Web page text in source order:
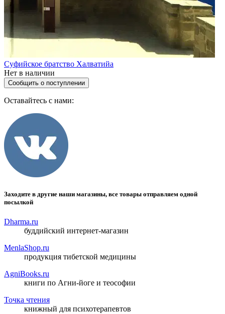
Суфийское братство Халватийа
Нет в наличии
Сообщить о поступлении
Оставайтесь с нами:
Заходите в другие наши магазины, все товары отправляем одной
посылкой
Dharma.ru
буддийский интернет-магазин
MenlaShop.ru
продукция тибетской медицины
AgniBooks.ru
книги по Агни-йоге и теософии
Точка чтения
книжный для психотерапевтов